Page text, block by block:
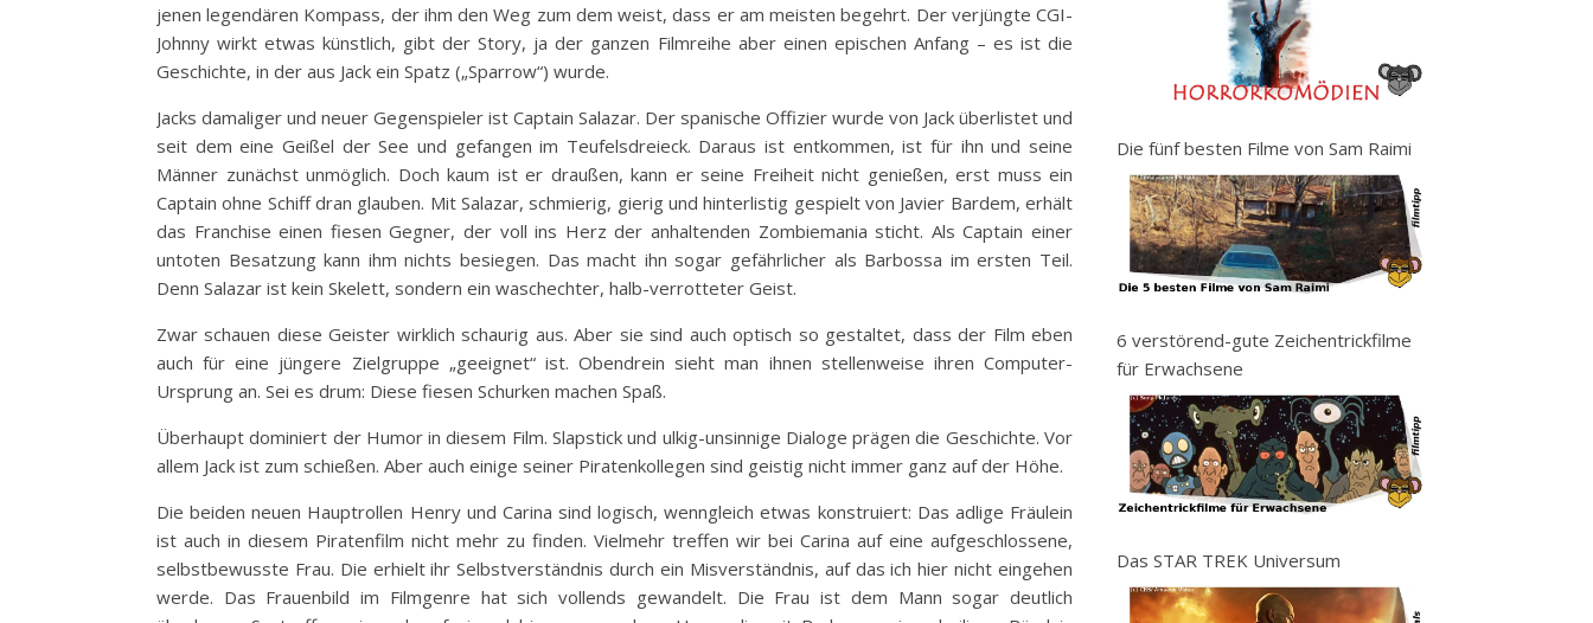
jenen legendären Kompass, der ihm den Weg zum dem weist, dass er am meisten begehrt. Der verjüngte CGI-
Johnny wirkt etwas künstlich, gibt der Story, ja der ganzen Filmreihe aber einen epischen Anfang – es ist die
Geschichte, in der aus Jack ein Spatz („Sparrow“) wurde.
Jacks damaliger und neuer Gegenspieler ist Captain Salazar. Der spanische Offizier wurde von Jack überlistet und
seit dem eine Geißel der See und gefangen im Teufelsdreieck. Daraus ist entkommen, ist für ihn und seine
Männer zunächst unmöglich. Doch kaum ist er draußen, kann er seine Freiheit nicht genießen, erst muss ein
Captain ohne Schiff dran glauben. Mit Salazar, schmierig, gierig und hinterlistig gespielt von Javier Bardem, erhält
das Franchise einen fiesen Gegner, der voll ins Herz der anhaltenden Zombiemania sticht. Als Captain einer
untoten Besatzung kann ihm nichts besiegen. Das macht ihn sogar gefährlicher als Barbossa im ersten Teil.
Denn Salazar ist kein Skelett, sondern ein waschechter, halb-verrotteter Geist.
Zwar schauen diese Geister wirklich schaurig aus. Aber sie sind auch optisch so gestaltet, dass der Film eben
auch für eine jüngere Zielgruppe „geeignet“ ist. Obendrein sieht man ihnen stellenweise ihren Computer-
Ursprung an. Sei es drum: Diese fiesen Schurken machen Spaß.
Überhaupt dominiert der Humor in diesem Film. Slapstick und ulkig-unsinnige Dialoge prägen die Geschichte. Vor
allem Jack ist zum schießen. Aber auch einige seiner Piratenkollegen sind geistig nicht immer ganz auf der Höhe.
Die beiden neuen Hauptrollen Henry und Carina sind logisch, wenngleich etwas konstruiert: Das adlige Fräulein
ist auch in diesem Piratenfilm nicht mehr zu finden. Vielmehr treffen wir bei Carina auf eine aufgeschlossene,
selbstbewusste Frau. Die erhielt ihr Selbstverständnis durch ein Misverständnis, auf das ich hier nicht eingehen
werde. Das Frauenbild im Filmgenre hat sich vollends gewandelt. Die Frau ist dem Mann sogar deutlich
Die fünf besten Filme von Sam Raimi
6 verstörend-gute Zeichentrickfilme
für Erwachsene
Das STAR TREK Universum